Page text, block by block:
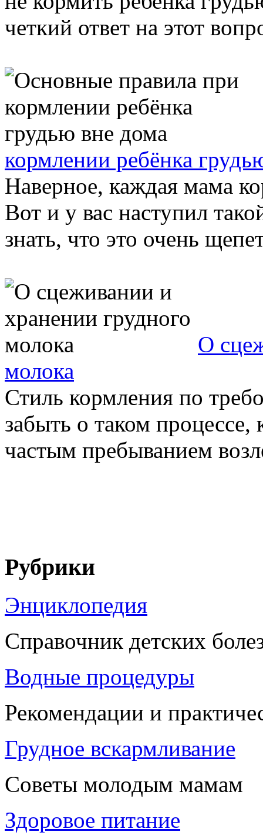
четкий ответ на этот
кормлении ребёнка
Наверное, каждая мама
Вот и у вас наступил
знать, что это очень
О
молока
Стиль кормления по
забыть о таком
частым пребыванием
Рубрики
Энциклопедия
Справочник детских
Водные процедуры
Рекомендации и
Грудное вскармливание
Советы молодым мамам
Здоровое питание